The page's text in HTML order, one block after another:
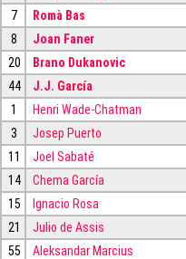
7
Romà Bas
8
Joan Faner
20
Brano Dukanovic
44
J.J. García
1
Henri Wade-Chatman
3
Josep Puerto
11
Joel Sabaté
14
Chema García
15
Ignacio Rosa
21
Julio de Assis
55
Aleksandar Marcius